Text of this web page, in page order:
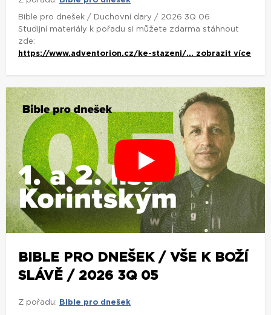
Bible pro dnešek / Duchovní dary / 2026 3Q 06
Studijní materiály k pořadu si můžete zdarma stáhnout
zde:
https://www.adventorion.cz/ke-stazeni/... zobrazit více
BIBLE PRO DNEŠEK / VŠE K BOŽÍ
SLÁVĚ / 2026 3Q 05
Z pořadu: Bible pro dnešek